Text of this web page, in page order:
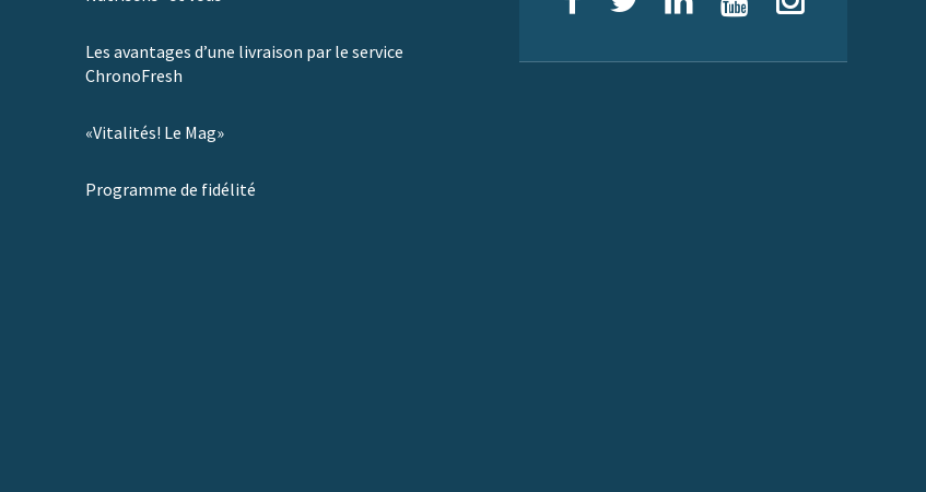
Les avantages d’une livraison par le service
ChronoFresh
«Vitalités! Le Mag»
Programme de fidélité